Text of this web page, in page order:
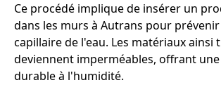
Ce procédé implique de insérer un
dans les murs à Autrans pour
capillaire de l'eau. Les matériaux ainsi
deviennent imperméables, offrant
durable à l'humidité.